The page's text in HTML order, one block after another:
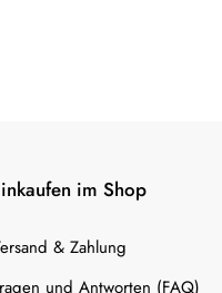
im Shop
& Zahlung
und Antworten (FAQ)